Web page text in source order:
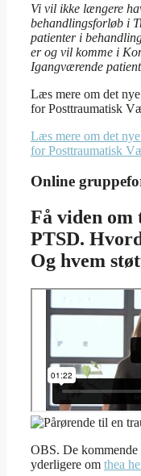
Vi vil ikke længere
behandlingsforløb i
patienter i
er og vil komme i
Igangværende
Læs mere om det
for Posttraumatisk
Læs mere om det
for Posttraumatisk
Online
Få viden
PTSD.
Og hvem
OBS. De kommende
yderligere om thea